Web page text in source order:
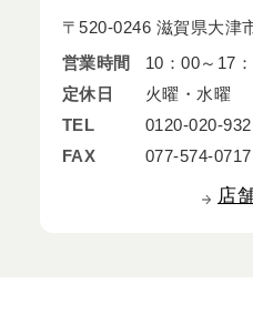
〒520-0246 滋賀県大津
営業時間
10：00～17
定休日
火曜・水曜
TEL
0120-020-932
FAX
077-574-0717
店